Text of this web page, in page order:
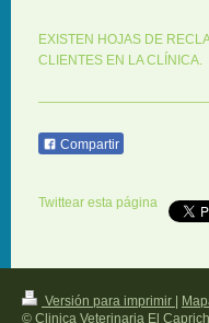
EXISTEN HOJAS DE
CLIENTES EN LA CLÍNICA.
Compartir
Twittear esta página
Versión para imprimir |
© Clinica Veterinaria El